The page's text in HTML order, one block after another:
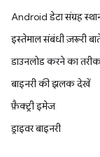
Android डेटा संग्रह
इस्तेमाल संबंधी ज़रूरी
डाउनलोड करने का
बाइनरी की झलक देखें
फ़ैक्ट्री इमेज
ड्राइवर बाइनरी